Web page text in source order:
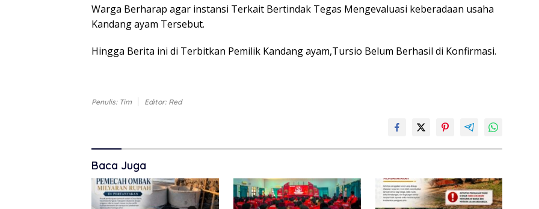
Warga Berharap agar instansi Terkait Bertindak Tegas Mengevaluasi keberadaan usaha
Kandang ayam Tersebut.
Hingga Berita ini di Terbitkan Pemilik Kandang ayam,Tursio Belum Berhasil di Konfirmasi.
Penulis: Tim Editor: Red
Baca Juga